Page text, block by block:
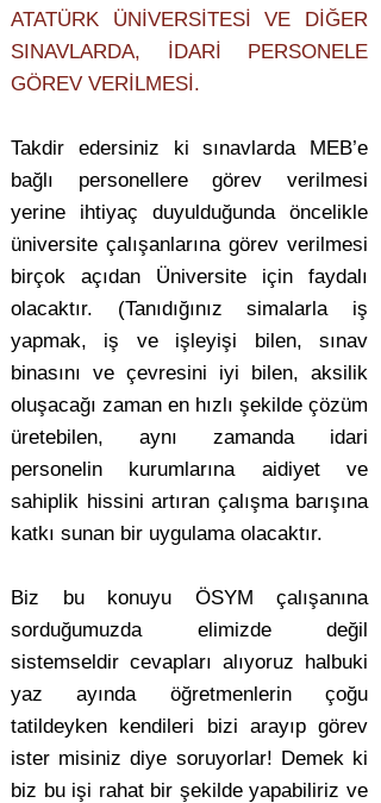
ATATÜRK ÜNİVERSİTESİ VE DİĞER
SINAVLARDA, İDARİ PERSONELE
GÖREV VERİLMESİ.
Takdir edersiniz ki sınavlarda MEB’e
bağlı personellere görev verilmesi
yerine ihtiyaç duyulduğunda öncelikle
üniversite çalışanlarına görev verilmesi
birçok açıdan Üniversite için faydalı
olacaktır. (Tanıdığınız simalarla iş
yapmak, iş ve işleyişi bilen, sınav
binasını ve çevresini iyi bilen, aksilik
oluşacağı zaman en hızlı şekilde çözüm
üretebilen, aynı zamanda idari
personelin kurumlarına aidiyet ve
sahiplik hissini artıran çalışma barışına
katkı sunan bir uygulama olacaktır.
Biz bu konuyu ÖSYM çalışanına
sorduğumuzda elimizde değil
sistemseldir cevapları alıyoruz halbuki
yaz ayında öğretmenlerin çoğu
tatildeyken kendileri bizi arayıp görev
ister misiniz diye soruyorlar! Demek ki
biz bu işi rahat bir şekilde yapabiliriz ve